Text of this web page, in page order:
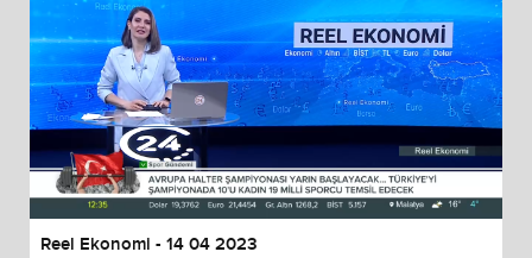
Reel Ekonomi - 14 04 2023